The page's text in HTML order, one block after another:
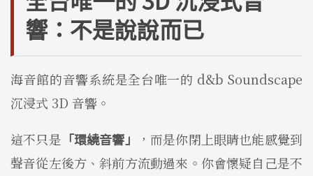
響：不是說說而已
海音館的音響系統是全台唯一的 d&b Soundscape
沉浸式 3D 音響。
這不只是 「環繞音響」
，而是你閉上眼睛也能感覺到
聲音從左後方、斜前方流動過來。你會懷疑自己是不